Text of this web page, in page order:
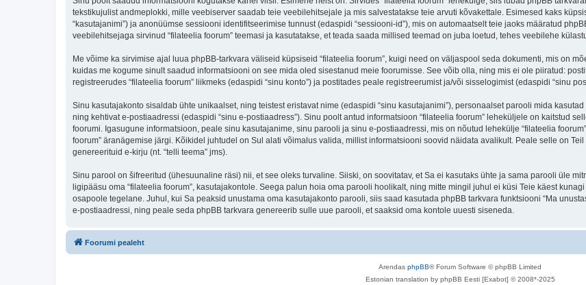
tekstikujulist andmeplokki, mille veebiserver saadab teie veebilehitsejale ja mis salvestatakse teie arvuti kõvakettale. Esimesed kaks
“kasutajanimi”) ja anonüümse sessiooni identifitseerimise tunnust (edaspidi “sessiooni-id”), mis on automaatselt teie jaoks määratud
veebilehitsejaga sirvinud “filateelia foorum” teemasi ja kasutatakse, et teada saada millised teemad on juba loetud, tehes veebilehe
Me võime ka sirvimise ajal luua phpBB-tarkvara väliseid küpsiseid “filateelia foorum”, kuigi need on väljaspool seda dokumenti, mis on
kuidas me kogume sinult saadud informatsiooni on see mida oled sisestanud meie foorumisse. See võib olla, ning mis ei ole piiratud:
registreerudes “filateelia foorum” liikmeks (edaspidi “sinu konto”) ja postitades peale registreerumist ja/või sisselogimist (edaspidi “sinu
Sinu kasutajakonto sisaldab ühte unikaalset, ning teistest eristavat nime (edaspidi “sinu kasutajanimi”), personaalset parooli mida
ning kehtivat e-postiaadressi (edaspidi “sinu e-postiaadress”). Sinu poolt antud informatsioon “filateelia foorum” leheküljele on kaitstud
foorumi. Igasugune informatsioon, peale sinu kasutajanime, sinu parooli ja sinu e-postiaadressi, mis on nõutud lehekülje “filateelia
foorum” äranägemise järgi. Kõikidel juhtudel on Sul alati võimalus valida, millist informatsiooni soovid näidata avalikult. Peale selle on
genereerituid e-kirju (nt. “telli teema” jms).
Sinu parool on šifreeritud (ühesuunaline räsi) nii, et see oleks turvaline. Siiski, on soovitatav, et Sa ei kasutaks ühte ja sama parooli üle
ligipääsu oma “filateelia foorum”, kasutajakontole. Seega palun hoia oma parooli hoolikalt, ning mitte mingil juhul ei küsi Teie käest
osapoole tegelane. Juhul, kui Sa peaksid unustama oma kasutajakonto parooli, siis saad kasutada phpBB tarkvara funktsiooni “Ma
e-postiaadressi, ning peale seda phpBB tarkvara genereerib sulle uue parooli, et saaksid oma kontole uuesti siseneda.
Foorumi pealeht
Arendas phpBB® Forum Software © phpBB Limited
Estonian translation by phpBB Eesti [Exabot] © 2008*-2025